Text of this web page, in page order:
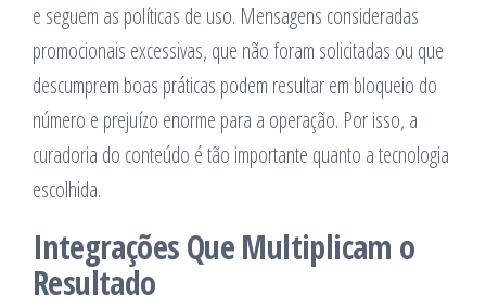
e seguem as políticas de uso. Mensagens consideradas
promocionais excessivas, que não foram solicitadas ou que
descumprem boas práticas podem resultar em bloqueio do
número e prejuízo enorme para a operação. Por isso, a
curadoria do conteúdo é tão importante quanto a tecnologia
escolhida.
Integrações Que Multiplicam o
Resultado